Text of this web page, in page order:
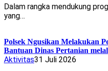
Dalam rangka mendukung
yang…
Polsek Ngusikan Melakukan
Bantuan Dinas Pertanian
Aktivitas31 Juli 2026